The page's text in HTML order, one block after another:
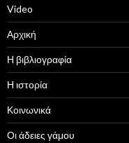
Video
Αρχική
Η βιβλιογραφία
Η ιστορία
Κοινωνικά
Οι άδειες γάμου